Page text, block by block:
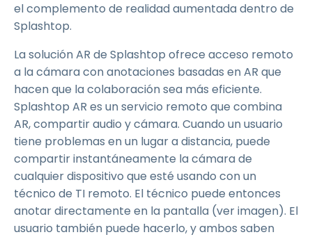
el complemento de realidad aumentada dentro de
Splashtop.
La solución AR de Splashtop ofrece acceso remoto
a la cámara con anotaciones basadas en AR que
hacen que la colaboración sea más eficiente.
Splashtop AR es un servicio remoto que combina
AR, compartir audio y cámara. Cuando un usuario
tiene problemas en un lugar a distancia, puede
compartir instantáneamente la cámara de
cualquier dispositivo que esté usando con un
técnico de TI remoto. El técnico puede entonces
anotar directamente en la pantalla (ver imagen). El
usuario también puede hacerlo, y ambos saben